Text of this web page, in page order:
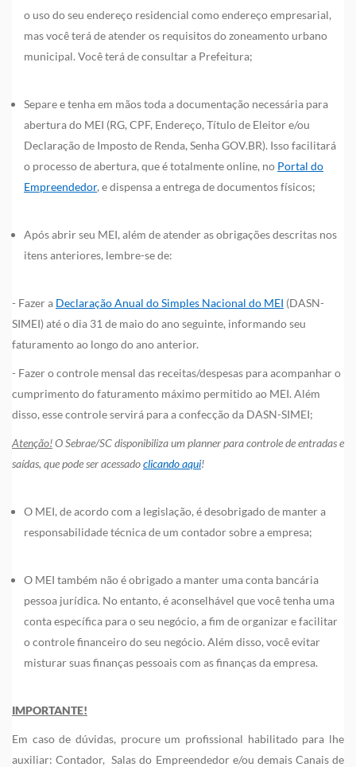
o uso do seu endereço residencial como endereço empresarial,
mas você terá de atender os requisitos do zoneamento urbano
municipal. Você terá de consultar a Prefeitura;
Separe e tenha em mãos toda a documentação necessária para
abertura do MEI (RG, CPF, Endereço, Título de Eleitor e/ou
Declaração de Imposto de Renda, Senha GOV.BR). Isso facilitará
o processo de abertura, que é totalmente online, no Portal do
Empreendedor, e dispensa a entrega de documentos físicos;
Após abrir seu MEI, além de atender as obrigações descritas nos
itens anteriores, lembre-se de:
- Fazer a Declaração Anual do Simples Nacional do MEI (DASN-
SIMEI) até o dia 31 de maio do ano seguinte, informando seu
faturamento ao longo do ano anterior.
- Fazer o controle mensal das receitas/despesas para acompanhar o
cumprimento do faturamento máximo permitido ao MEI. Além
disso, esse controle servirá para a confecção da DASN-SIMEI;
Atenção!O Sebrae/SC disponibiliza um planner para controle de entradas e
saídas, que pode ser acessadoclicando aqui!
O MEI, de acordo com a legislação, é desobrigado de manter a
responsabilidade técnica de um contador sobre a empresa;
O MEI também não é obrigado a manter uma conta bancária
pessoa jurídica. No entanto, é aconselhável que você tenha uma
conta específica para o seu negócio, a fim de organizar e facilitar
o controle financeiro do seu negócio. Além disso, você evitar
misturar suas finanças pessoais com as finanças da empresa.
IMPORTANTE!
Em caso de dúvidas, procure um profissional habilitado para lhe
auxiliar: Contador, Salas do Empreendedor e/ou demais Canais de